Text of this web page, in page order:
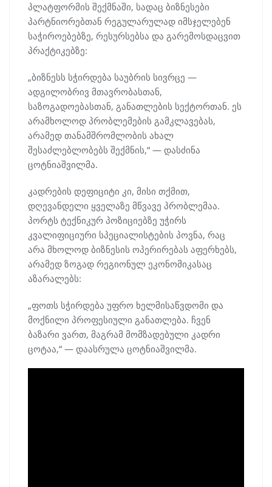
პლატფორმის შექმნაში, სადაც ბიზნესები
პარტნიორებთან რეგულარულად იმსჯელებენ
საჭიროებებზე, რესურსებსა და გარემოსდაცვით
პრაქტიკებზე:
„ბიზნესს სჭირდება საუბრის სივრცე —
ადგილობრივ მთავრობასთან,
საზოგადოებასთან, განათლების სექტორთან. ეს
არამხოლოდ პრობლემების გამკლავებას,
არამედ თანამშრომლობის ახალ
შესაძლებლობებს შექმნის,“ — დასძინა
ცოტნიაშვილმა.
კადრების დეფიციტი კი, მისი თქმით,
დღევანდელი ყველაზე მწვავე პრობლემაა.
პორტს ტექნიკურ პოზიციებზე უჭირს
კვალიფიციური სპეციალისტების პოვნა, რაც
არა მხოლოდ ბიზნესის ოპერირებას აფერხებს,
არამედ ზოგად რეგიონულ ეკონომიკასაც
აზარალებს:
„ფოთს სჭირდება უფრო ხელმისაწვდომი და
მოქნილი პროფესიული განათლება. ჩვენ
ბაზარი ვართ, მაგრამ მომზადებული კადრი
ცოტაა,“ — დაასრულა ცოტნიაშვილმა.